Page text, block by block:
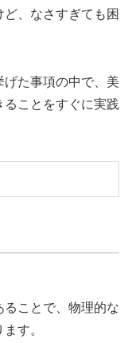
、なさすぎても困
げた事項の中で、美
ることをすぐに実践
ことで、物理的な
す。